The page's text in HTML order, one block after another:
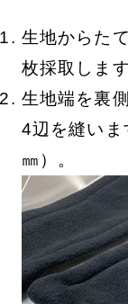
生地からた
枚採取します
生地端を裏
4辺を縫い
㎜）。